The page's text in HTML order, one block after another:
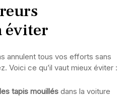
éviter
annulent tous vos efforts sans
Voici ce qu’il vaut mieux éviter :
tapis mouillés dans la voiture